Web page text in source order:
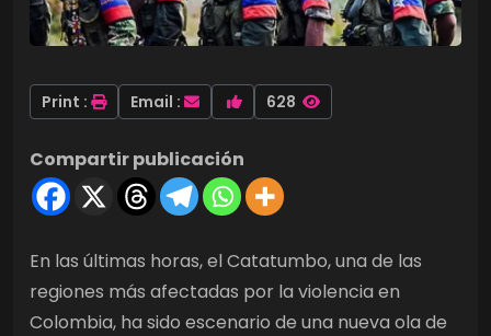
Print : Email : 628
Compartir publicación
En las últimas horas, el Catatumbo, una de las
regiones más afectadas por la violencia en
Colombia, ha sido escenario de una nueva ola de